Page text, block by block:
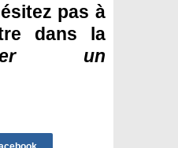
pas à
dans la
un